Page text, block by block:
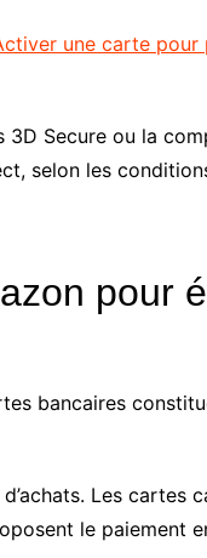
une carte pour
3D Secure ou la
selon les
pour
bancaires
Les cartes
le paiement